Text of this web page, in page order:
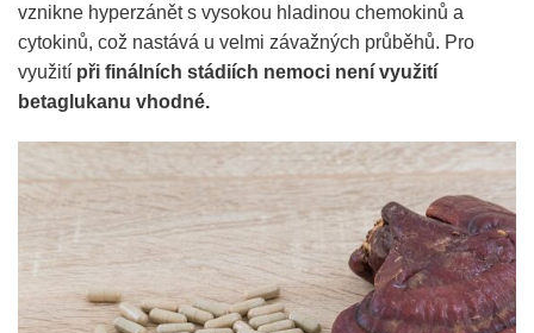
vznikne hyperzánět s vysokou hladinou chemokinů a
cytokinů, což nastává u velmi závažných průběhů. Pro
využití při finálních stádiích nemoci není využití
betaglukanu vhodné.